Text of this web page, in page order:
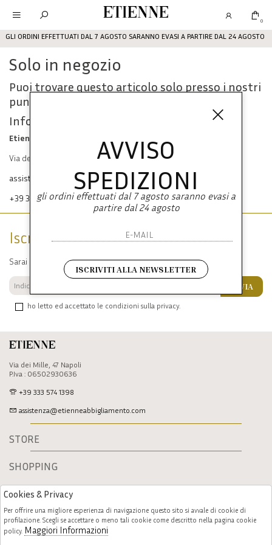
GLI ORDINI EFFETTUATI DAL 7 AGOSTO SARANNO EVASI A PARTIRE DAL 24 AGOSTO
Etienne 0
Solo in negozio
Puoi trovare questo articolo solo presso i nostri
punti vendita:
Info contatti
Etienne srl
Via dei Mille, 47 80121 Napoli
assistenza@etienneabbigliamento.com
+39 333 574 1398
Etienne
Via dei Mille, 47 Napoli
P.Iva : 06502930636
+39 333 574 1398
assistenza@etienneabbigliamento.com
STORE
SHOPPING
Iscriviti alla newsletter
Sarai sempre aggiornato su offerte e promozioni.
ho letto ed accettato le condizioni sulla privacy.
INVIA
AVVISO
SPEDIZIONI
gli ordini effettuati dal 7 agosto saranno evasi a
partire dal 24 agosto
ISCRIVITI ALLA NEWSLETTER
Cookies & Privacy
Per offrire una migliore esperienza di navigazione questo sito si avvale di cookie di
profilazione. Scegli se accettare o meno tali cookie come descritto nella pagina cookie
policy. Maggiori Informazioni